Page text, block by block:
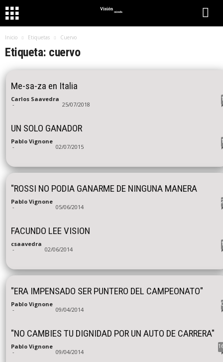
Inicio Etiquetas Cuervo
Etiqueta: cuervo
Me-sa-za en Italia
Carlos Saavedra
- 25/07/2018
UN SOLO GANADOR
Pablo Vignone
- 02/07/2015
"ROSSI NO PODIA GANARME DE NINGUNA MANERA
Pablo Vignone
- 05/06/2014
FACUNDO LEE VISION
csaavedra
- 02/06/2014
"ERA IMPENSADO SER PUNTERO DEL CAMPEONATO"
Pablo Vignone
- 09/04/2014
"NO CAMBIES TU DIGNIDAD POR UN AUTO DE CARRERA"
Pablo Vignone
- 09/04/2014